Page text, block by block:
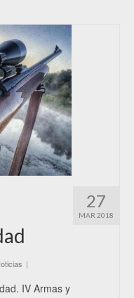
27
MAR 2018
|
IV Armas y